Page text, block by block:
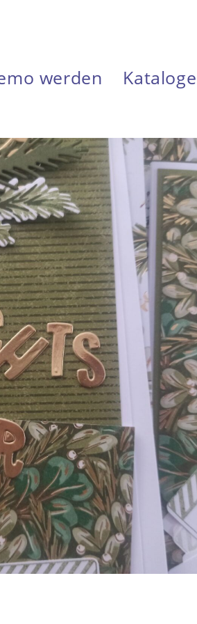
werden Kataloge